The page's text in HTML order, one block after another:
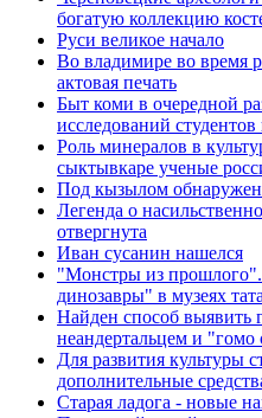
богатую коллекцию
Руси великое начало
Во владимире во время
актовая печать
Быт коми в очередной
исследований
Роль минералов в
сыктывкаре ученые
Под кызылом
Легенда о
отвергнута
Иван сусанин нашелся
"Монстры из
динозавры" в музеях
Найден способ выявить
неандертальцем и "гомо
Для развития культуры
дополнительные
Старая ладога - новые